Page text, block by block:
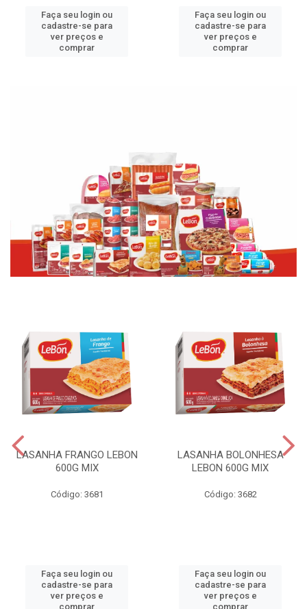
Faça seu login ou
cadastre-se para
ver preços e
comprar
Faça seu login ou
cadastre-se para
ver preços e
comprar
LASANHA FRANGO LEBON
600G MIX
Código: 3681
Faça seu login ou
cadastre-se para
ver preços e
comprar
LASANHA BOLONHESA
LEBON 600G MIX
Código: 3682
Faça seu login ou
cadastre-se para
ver preços e
comprar